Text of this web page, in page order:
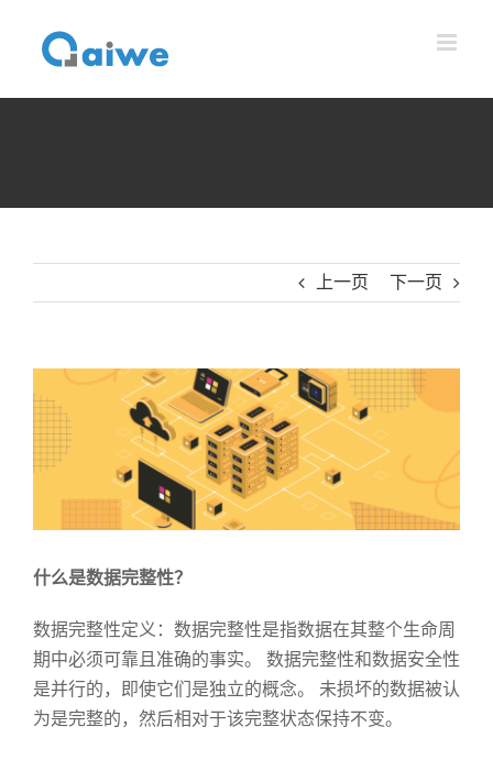
容
上一页 下一页
看
图
什么是数据完整性？
数据完整性定义：数据完整性是指数据在其整个生命周
期中必须可靠且准确的事实。 数据完整性和数据安全性
是并行的，即使它们是独立的概念。 未损坏的数据被认
为是完整的，然后相对于该完整状态保持不变。